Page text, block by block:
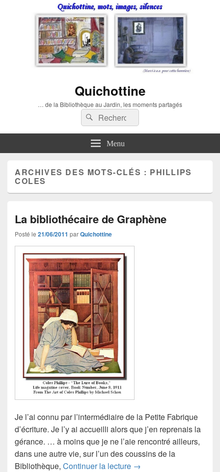
Quichottine
… de la Bibliothèque au Jardin, les moments partagés
Recherche :
Rechercher
Menu
ARCHIVES DES MOTS-CLÉS : PHILLIPS
COLES
La bibliothécaire de Graphène
Posté le 21/06/2011 parQuichottine
Je l’ai connu par l’intermédiaire de la Petite Fabrique
d’écriture. Je l’y ai accueilli alors que j’en reprenais la
gérance. … à moins que je ne l’aie rencontré ailleurs,
dans une autre vie, sur l’un des coussins de la
Bibliothèque, Continuer la lecture La bibliothécaire de
→